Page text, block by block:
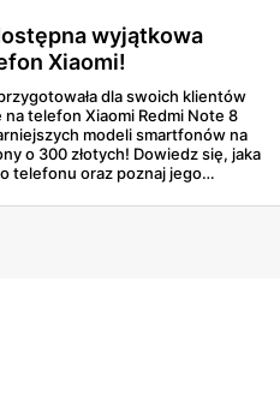
wyjątkowa
Xiaomi!
dla swoich klientów
telefon Xiaomi Redmi Note 8
modeli smartfonów na
o 300 złotych! Dowiedz się, jaka
telefonu oraz poznaj jego